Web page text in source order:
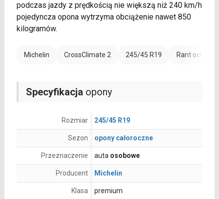
podczas jazdy z prędkością nie większą niż 240 km/h
pojedyncza opona wytrzyma obciążenie nawet 850
kilogramów.
Michelin CrossClimate 2 245/45 R19 Rant
Specyfikacja opony
Rozmiar 245/45 R19
Sezon opony całoroczne
Przeznaczenie auta osobowe
Producent Michelin
Klasa premium